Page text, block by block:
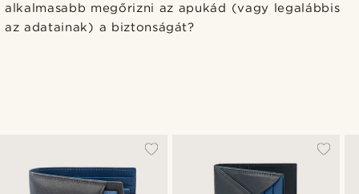
alkalmasabb megőrizni az apukád (vagy legalábbis
az adatainak) a biztonságát?